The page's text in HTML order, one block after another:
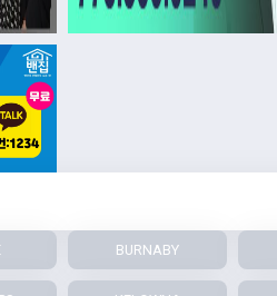
BURNABY